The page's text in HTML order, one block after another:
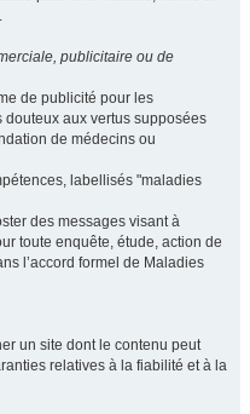
publicitaire ou de
de publicité pour les
aux vertus supposées
de médecins ou
labellisés "maladies
des messages visant à
toute enquête, étude, action de
l’accord formel de Maladies
un site dont le contenu peut
relatives à la fiabilité et à la